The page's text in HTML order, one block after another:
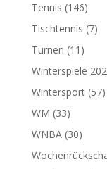
Tennis (146)
Tischtennis (7)
Turnen (11)
Winterspiele
Wintersport(57)
WM (33)
WNBA(30)